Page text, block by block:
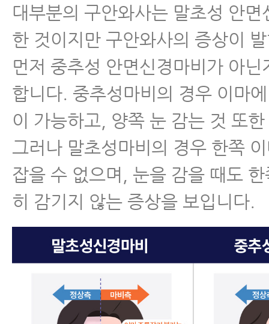
대부분의 구안와사는 말초성 안면
한 것이지만 구안와사의 증상이
먼저 중추성 안면신경마비가 아닌
합니다. 중추성마비의 경우 이마
이 가능하고, 양쪽 눈 감는 것 또
그러나 말초성마비의 경우 한쪽
잡을 수 없으며, 눈을 감을 때도
히 감기지 않는 증상을 보입니다.